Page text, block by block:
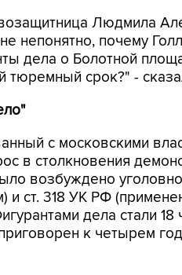
Людмила
непонятно, почему
дела о Болотной
тюремный срок?" -
с московскими
в столкновения
возбуждено
и ст. 318 УК РФ
дела стали
к четырем